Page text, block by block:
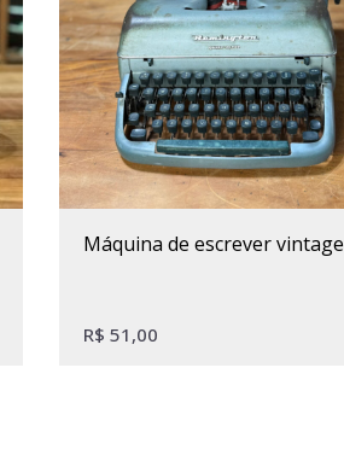
máquina de escrever vintage
R$ 51,00